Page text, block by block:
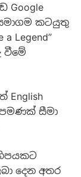
කටයුතු
Legend”
වීමේ
පමණක් සීමා
දෙන අතර